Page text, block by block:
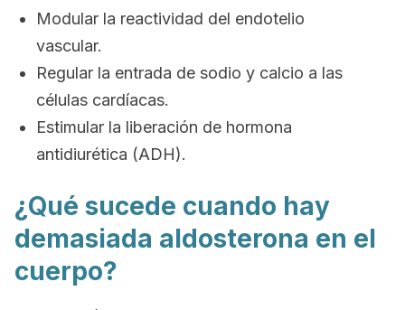
Modular la reactividad del endotelio
vascular.
Regular la entrada de sodio y calcio a las
células cardíacas.
Estimular la liberación de hormona
antidiurética (ADH).
¿Qué sucede cuando hay
demasiada aldosterona en el
cuerpo?